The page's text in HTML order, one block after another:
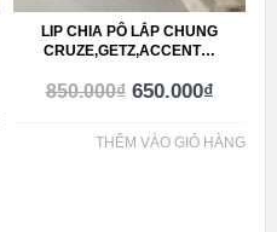
LIP CHIA PÔ LẮP CHUNG
CRUZE,GETZ,ACCENT…
850.000₫ 650.000₫
THÊM VÀO GIỎ HÀNG